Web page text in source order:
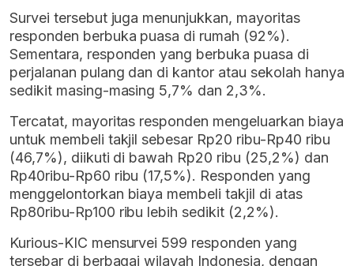
Survei tersebut juga menunjukkan, mayoritas
responden berbuka puasa di rumah (92%).
Sementara, responden yang berbuka puasa di
perjalanan pulang dan di kantor atau sekolah hanya
sedikit masing-masing 5,7% dan 2,3%.
Tercatat, mayoritas responden mengeluarkan biaya
untuk membeli takjil sebesar Rp20 ribu-Rp40 ribu
(46,7%), diikuti di bawah Rp20 ribu (25,2%) dan
Rp40ribu-Rp60 ribu (17,5%). Responden yang
menggelontorkan biaya membeli takjil di atas
Rp80ribu-Rp100 ribu lebih sedikit (2,2%).
Kurious-KIC mensurvei 599 responden yang
tersebar di berbagai wilayah Indonesia, dengan